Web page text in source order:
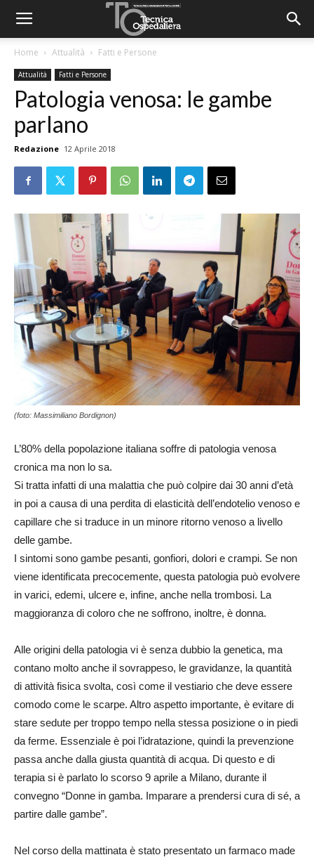
Home Attualità Fatti e Persone
Attualità Fatti e Persone
Patologia venosa: le gambe
parlano
Redazione 12 Aprile 2018
(foto: Massimiliano Bordignon)
L’80% della popolazione italiana soffre di patologia venosa
cronica ma non lo sa.
Si tratta infatti di una malattia che può colpire dai 30 anni d’età
in poi a causa di una perdita di elasticità dell’endotelio venoso e
capillare che si traduce in un minore ritorno venoso a livello
delle gambe.
I sintomi sono gambe pesanti, gonfiori, dolori e crampi. Se non
viene identificata precocemente, questa patologia può evolvere
in varici, edemi, ulcere e, infine, anche nella trombosi. La
maggioranza di coloro che ne soffrono, inoltre, è donna.
Alle origini della patologia vi è senza dubbio la genetica, ma
contano molto anche il sovrappeso, le gravidanze, la quantità
di attività fisica svolta, così come il vestiario che deve essere
comodo come le scarpe. Altro aspetto importante, è evitare di
stare sedute per troppo tempo nella stessa posizione o in piedi
da ferme. Essenziale è poi l’idratazione, quindi la prevenzione
passa anche dalla giusta quantità di acqua. Di questo e di
terapia si è parlato lo scorso 9 aprile a Milano, durante il
convegno “Donne in gamba. Imparare a prendersi cura di sé, a
partire dalle gambe”.
Nel corso della mattinata è stato presentato un farmaco made